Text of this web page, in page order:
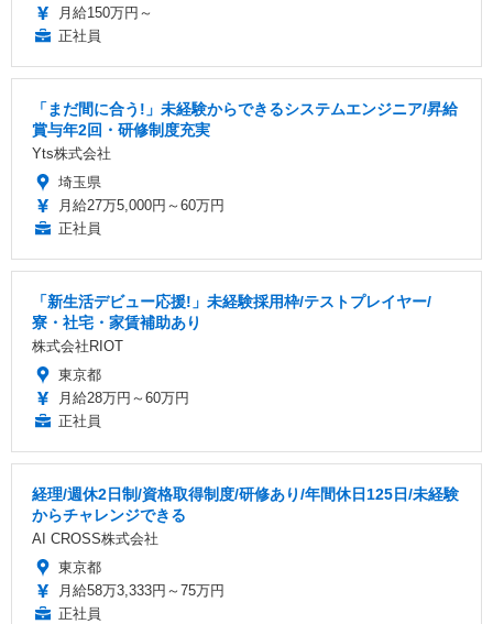
月給150万円～
正社員
「まだ間に合う!」未経験からできるシステムエンジニア/昇給
賞与年2回・研修制度充実
Yts株式会社
埼玉県
月給27万5,000円～60万円
正社員
「新生活デビュー応援!」未経験採用枠/テストプレイヤー/
寮・社宅・家賃補助あり
株式会社RIOT
東京都
月給28万円～60万円
正社員
経理/週休2日制/資格取得制度/研修あり/年間休日125日/未経験
からチャレンジできる
AI CROSS株式会社
東京都
月給58万3,333円～75万円
正社員